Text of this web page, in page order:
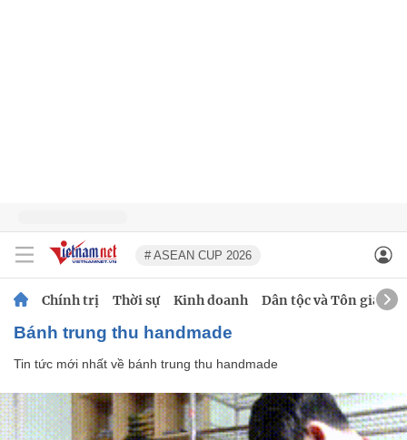
# ASEAN CUP 2026
Chính trị Thời sự Kinh doanh Dân tộc và Tôn giáo
bánh trung thu handmade
Tin tức mới nhất về bánh trung thu handmade